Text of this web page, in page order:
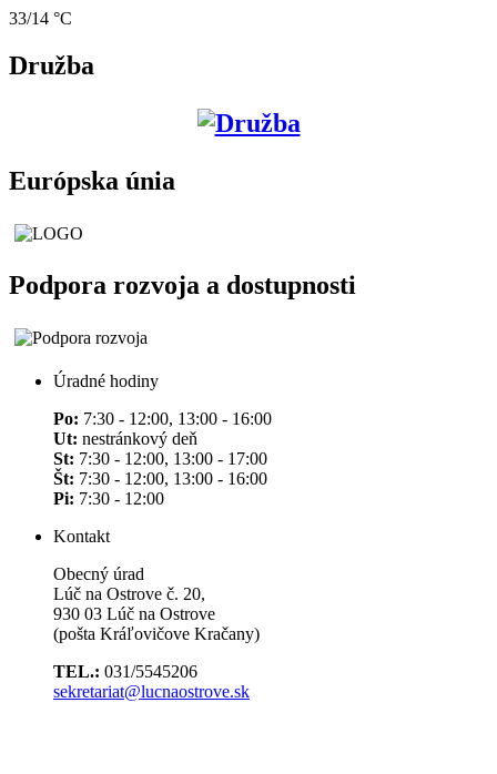
33/14 °C
Družba
Európska únia
Podpora rozvoja a dostupnosti
Úradné hodiny
Po: 7:30 - 12:00, 13:00 - 16:00
Ut: nestránkový deň
St: 7:30 - 12:00, 13:00 - 17:00
Št: 7:30 - 12:00, 13:00 - 16:00
Pi: 7:30 - 12:00
Kontakt
Obecný úrad
Lúč na Ostrove č. 20,
930 03 Lúč na Ostrove
(pošta Kráľovičove Kračany)
TEL.: 031/5545206
sekretariat@lucnaostrove.sk